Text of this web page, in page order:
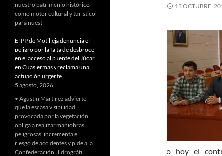
13 OCTUBRE,
o hoy el
nuestro patrimonio histórico
como motor cultural y turístico
para nuest
El PP de Motilleja denuncia el
peligro por la falta de desbroce
en el acceso al puente del Júcar
en Cuasiermas y reclama una
actuación urgente
5 agosto, 2026
• Agustín Martínez advierte
que la escasa visibilidad
provocada por la vegetación
obliga a realizar maniobras
peligrosas, incrementa el
riesgo de accidentes y pide a la
Confederación Hidrográfi